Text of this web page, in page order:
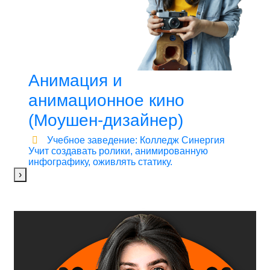
Анимация и
анимационное кино
(Моушен-дизайнер)
Учебное заведение: Колледж Синергия
Учит создавать ролики, анимированную
инфографику, оживлять статику.
›